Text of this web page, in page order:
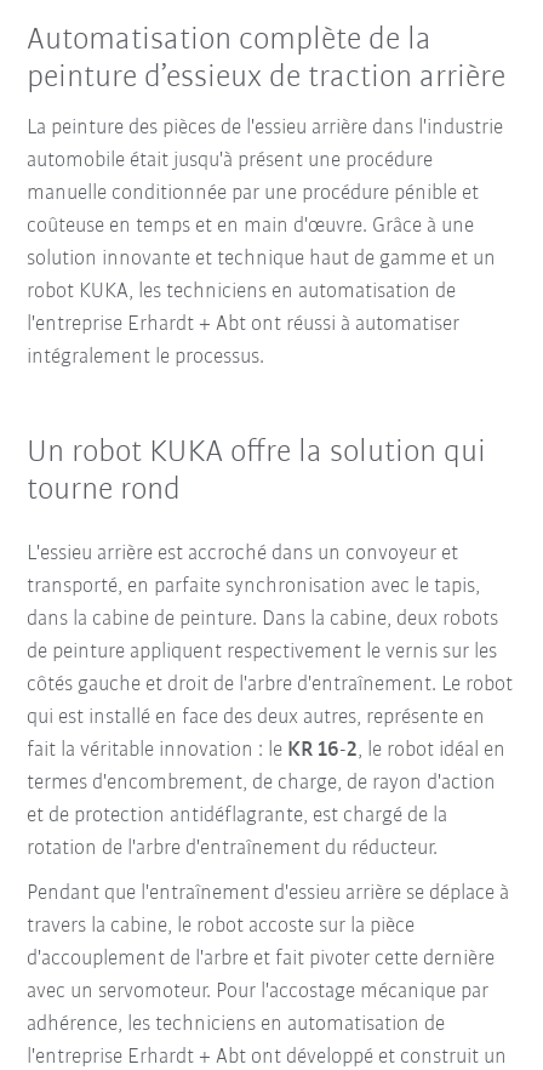
Automatisation complète de la
peinture d’essieux de traction arrière
La peinture des pièces de l'essieu arrière dans l'industrie
automobile était jusqu'à présent une procédure
manuelle conditionnée par une procédure pénible et
coûteuse en temps et en main d'œuvre. Grâce à une
solution innovante et technique haut de gamme et un
robot KUKA, les techniciens en automatisation de
l'entreprise Erhardt + Abt ont réussi à automatiser
intégralement le processus.
Un robot KUKA offre la solution qui
tourne rond
L'essieu arrière est accroché dans un convoyeur et
transporté, en parfaite synchronisation avec le tapis,
dans la cabine de peinture. Dans la cabine, deux robots
de peinture appliquent respectivement le vernis sur les
côtés gauche et droit de l'arbre d'entraînement. Le robot
qui est installé en face des deux autres, représente en
fait la véritable innovation : le KR 16-2, le robot idéal en
termes d'encombrement, de charge, de rayon d'action
et de protection antidéflagrante, est chargé de la
rotation de l'arbre d'entraînement du réducteur.
Pendant que l'entraînement d'essieu arrière se déplace à
travers la cabine, le robot accoste sur la pièce
d'accouplement de l'arbre et fait pivoter cette dernière
avec un servomoteur. Pour l'accostage mécanique par
adhérence, les techniciens en automatisation de
l'entreprise Erhardt + Abt ont développé et construit un